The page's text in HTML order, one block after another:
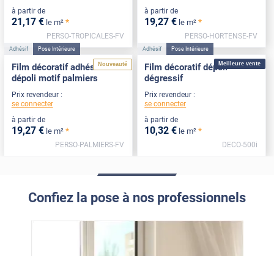
à partir de
21,17 € le m² *
PERSO-TROPICALES-FV
à partir de
19,27 € le m² *
PERSO-HORTENSE-FV
Nouveauté
Adhésif Pose Intérieure
Film décoratif adhésif
dépoli motif palmiers
Prix revendeur :
se connecter
à partir de
19,27 € le m² *
PERSO-PALMIERS-FV
Meilleure vente
Adhésif Pose Intérieure
Film décoratif dépoli
dégressif
Prix revendeur :
se connecter
à partir de
10,32 € le m² *
DECO-500i
Confiez la pose à nos professionnels